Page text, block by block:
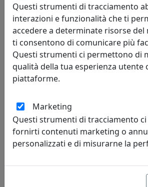
LAMPADA A SOSPENSIONE COLLEZIONE
Ferroluce
Questi strumenti di tracciamento
interazioni e funzionalità che ti
accedere a determinate risorse del
ti consentono di comunicare più
Questi strumenti ci permettono di
qualità della tua esperienza utente
piattaforme.
Marketing
Questi strumenti di tracciamento
fornirti contenuti marketing o
personalizzati e di misurarne la